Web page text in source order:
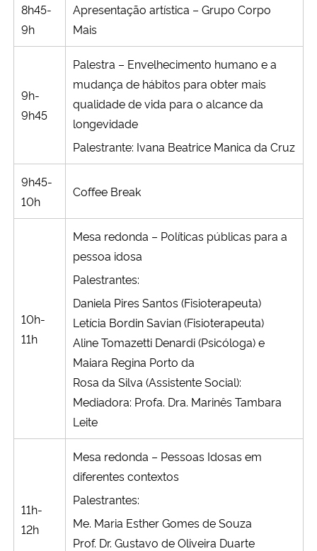
8h45-
9h
Apresentação artística – Grupo Corpo
Mais
9h-
9h45
Palestra – Envelhecimento humano e a
mudança de hábitos para obter mais
qualidade de vida para o alcance da
longevidade
Palestrante: Ivana Beatrice Manica da Cruz
9h45-
10h
Coffee Break
10h-
11h
Mesa redonda – Políticas públicas para a
pessoa idosa
Palestrantes:
Daniela Pires Santos (Fisioterapeuta)
Letícia Bordin Savian (Fisioterapeuta)
Aline Tomazetti Denardi (Psicóloga) e
Maiara Regina Porto da
Rosa da Silva (Assistente Social):
Mediadora: Profa. Dra. Marinês Tambara
Leite
11h-
12h
Mesa redonda – Pessoas Idosas em
diferentes contextos
Palestrantes:
Me. Maria Esther Gomes de Souza
Prof. Dr. Gustavo de Oliveira Duarte